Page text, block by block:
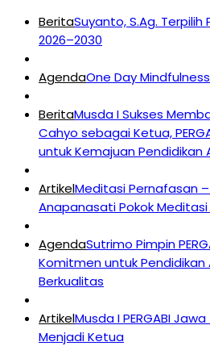
BeritaSuyanto, S.Ag. Terpilih
2026–2030
AgendaOne Day
BeritaMusda I Sukses
Cahyo sebagai Ketua,
untuk Kemajuan Pendidikan
ArtikelMeditasi Pernafasan
Anapanasati Pokok
AgendaSutrimo Pimpin
Komitmen untuk
Berkualitas
ArtikelMusda I PERGABI
Menjadi Ketua